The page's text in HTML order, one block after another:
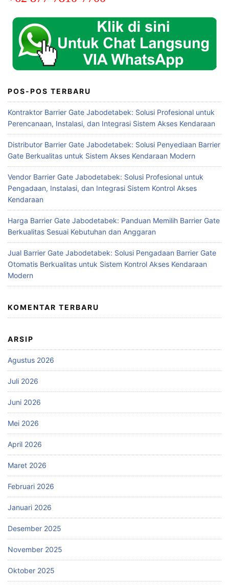
POS-POS TERBARU
Kontraktor Barrier Gate Jabodetabek: Solusi Profesional untuk
Perencanaan, Instalasi, dan Integrasi Sistem Akses Kendaraan
Distributor Barrier Gate Jabodetabek: Solusi Penyediaan Barrier
Gate Berkualitas untuk Sistem Akses Kendaraan Modern
Vendor Barrier Gate Jabodetabek: Solusi Profesional untuk
Pengadaan, Instalasi, dan Integrasi Sistem Kontrol Akses
Kendaraan
Harga Barrier Gate Jabodetabek: Panduan Memilih Barrier Gate
Berkualitas Sesuai Kebutuhan dan Anggaran
Jual Barrier Gate Jabodetabek: Solusi Pengadaan Barrier Gate
Otomatis Berkualitas untuk Sistem Kontrol Akses Kendaraan
Modern
KOMENTAR TERBARU
ARSIP
Agustus 2026
Juli 2026
Juni 2026
Mei 2026
April 2026
Maret 2026
Februari 2026
Januari 2026
Desember 2025
November 2025
Oktober 2025